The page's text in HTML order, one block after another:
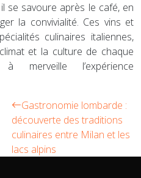
se savoure après le café, en
la convivialité. Ces vins et
culinaires italiennes,
et la culture de chaque
merveille l’expérience
Gastronomie lombarde :
découverte des traditions
culinaires entre Milan et les
lacs alpins